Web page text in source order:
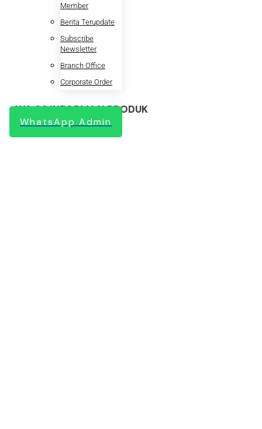
Member
Berita Terupdate
Subscribe
Newsletter
Branch Office
Corporate Order
WA CS INFORMASI PRODUK
WhatsApp Admin